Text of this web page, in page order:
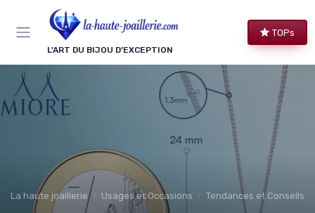
L’ART DU BIJOU D’EXCEPTION
TOPs
La haute joaillerie Usages et Occasions Tendances et Conseils
Panneau de gestion des cookies